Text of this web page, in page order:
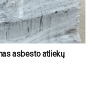
asbesto atliekų